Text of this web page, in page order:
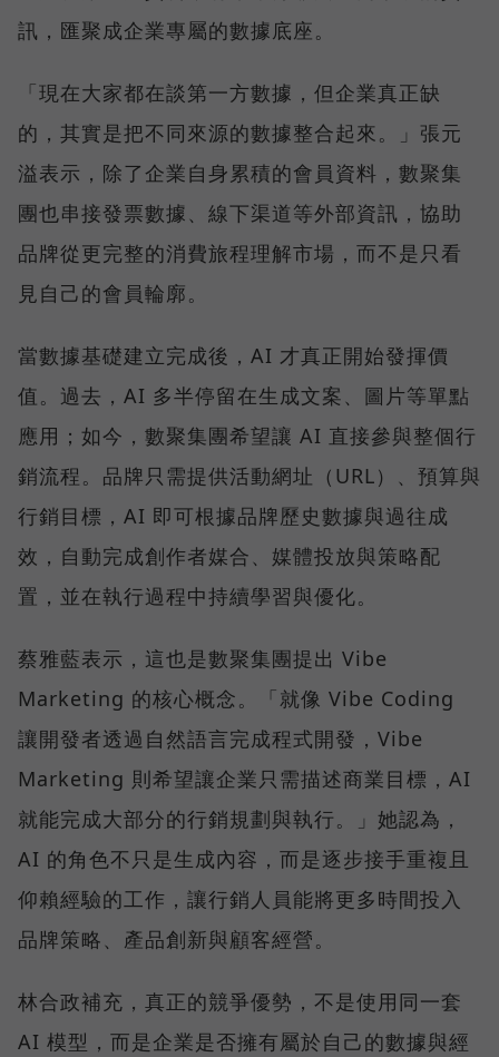
訊，匯聚成企業專屬的數據底座。
「現在大家都在談第一方數據，但企業真正缺
的，其實是把不同來源的數據整合起來。」張元
溢表示，除了企業自身累積的會員資料，數聚集
團也串接發票數據、線下渠道等外部資訊，協助
品牌從更完整的消費旅程理解市場，而不是只看
見自己的會員輪廓。
當數據基礎建立完成後，AI 才真正開始發揮價
值。過去，AI 多半停留在生成文案、圖片等單點
應用；如今，數聚集團希望讓 AI 直接參與整個行
銷流程。品牌只需提供活動網址（URL）、預算與
行銷目標，AI 即可根據品牌歷史數據與過往成
效，自動完成創作者媒合、媒體投放與策略配
置，並在執行過程中持續學習與優化。
蔡雅藍表示，這也是數聚集團提出 Vibe
Marketing 的核心概念。「就像 Vibe Coding
讓開發者透過自然語言完成程式開發，Vibe
Marketing 則希望讓企業只需描述商業目標，AI
就能完成大部分的行銷規劃與執行。」她認為，
AI 的角色不只是生成內容，而是逐步接手重複且
仰賴經驗的工作，讓行銷人員能將更多時間投入
品牌策略、產品創新與顧客經營。
林合政補充，真正的競爭優勢，不是使用同一套
AI 模型，而是企業是否擁有屬於自己的數據與經